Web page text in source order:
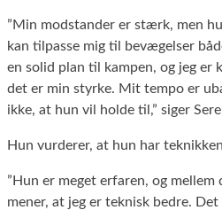
”Min modstander er stærk, men
kan tilpasse mig til bevægelser
en solid plan til kampen, og jeg er
det er min styrke. Mit tempo er
ikke, at hun vil holde til,” siger
Hun vurderer, at hun har
”Hun er meget erfaren, og
mener, at jeg er teknisk bedre.